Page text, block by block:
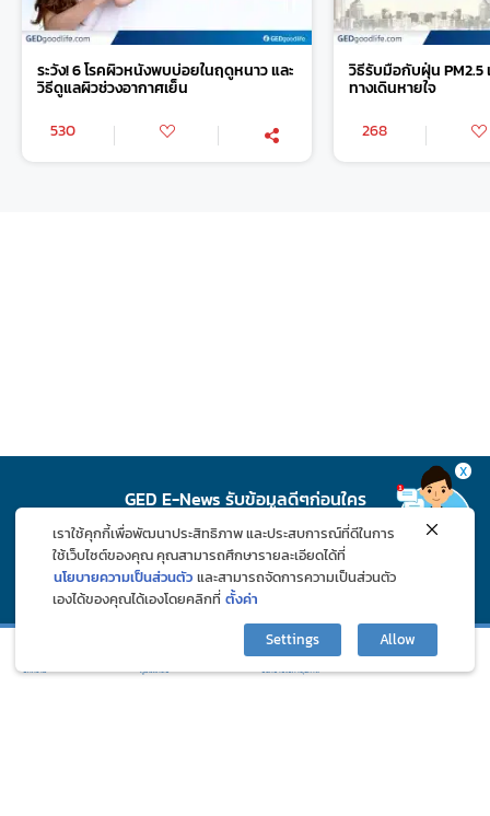
ระวัง! 6 โรคผิวหนังพบบ่อยในฤดูหนาว และ
วิธีดูแลผิวช่วงอากาศเย็น
530
วิธีรับมือกับฝุ่น PM2.5
ทางเดินหายใจ
268
GED E-News รับข้อมูลดีๆก่อนใคร
บทความ ภูมิแพ้คลับ
X
เราใช้คุกกี้เพื่อพัฒนาประสิทธิภาพ และประสบการณ์ที่ดีในการ
ใช้เว็บไซต์ของคุณ คุณสามารถศึกษารายละเอียดได้ที่
นโยบายความเป็นส่วนตัว และสามารถจัดการความเป็นส่วนตัว
เองได้ของคุณได้เองโดยคลิกที่ ตั้งค่า
Settings
Allow